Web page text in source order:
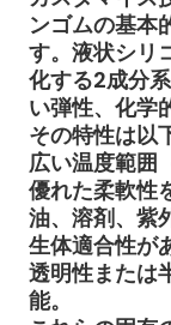
ンゴムの基本
す。液状シリ
化する2成分
い弾性、化学
その特性は以
広い温度範囲
優れた柔軟性
油、溶剤、紫
生体適合性が
透明性または
能。